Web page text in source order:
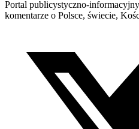
Portal publicystyczno-
komentarze o Polsce, świecie,